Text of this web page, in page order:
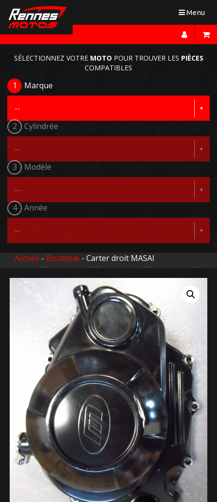
Toggle
Menu
SÉLECTIONNEZ VOTRE MOTO POUR TROUVER LES PIÈCES
COMPATIBLES
1 Marque
2 Cylindrée
3 Modèle
4 Année
Accueil - Boutique - Carter droit MASAI